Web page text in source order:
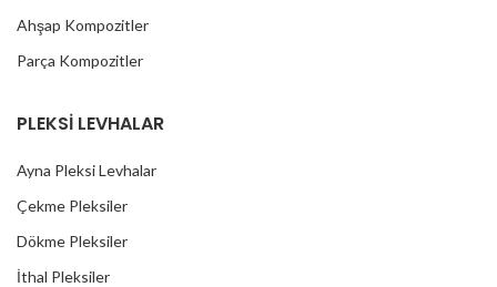
Ahşap Kompozitler
Parça Kompozitler
PLEKSİ LEVHALAR
Ayna Pleksi Levhalar
Çekme Pleksiler
Dökme Pleksiler
İthal Pleksiler